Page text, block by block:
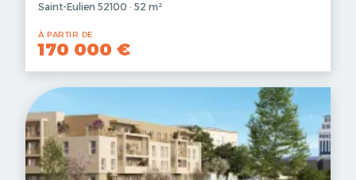
Saint-Eulien 52100 · 52 m²
À PARTIR DE
170 000 €